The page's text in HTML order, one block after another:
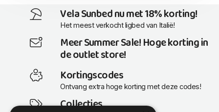
Vela Sunbed nu met 18% korting!
Het meest verkocht ligbed van Italië!
Meer Summer Sale! Hoge korting in
de outlet store!
Kortingscodes
Ontvang extra hoge korting met deze codes!
Collecties